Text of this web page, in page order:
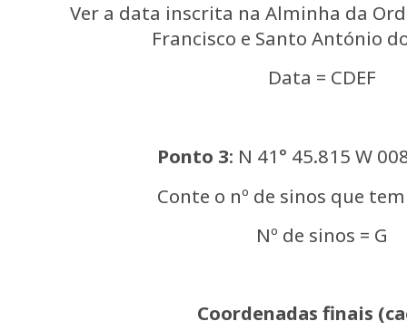
Ver a data inscrita na Alminha da
Francisco e Santo António
Data = CDEF
Ponto 3: N 41° 45.815 W
Conte o nº de sinos que
Nº de sinos = G
Coordenadas finais